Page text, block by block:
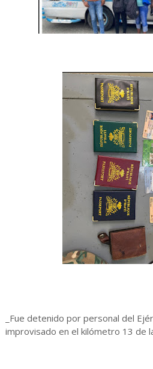
_Fue detenido por personal del
improvisado en el kilómetro 13 de